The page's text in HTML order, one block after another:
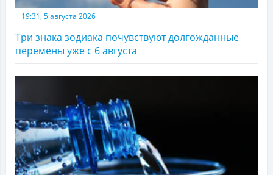
19:31, 5 августа 2026
Три знака зодиака почувствуют долгожданные
перемены уже с 6 августа